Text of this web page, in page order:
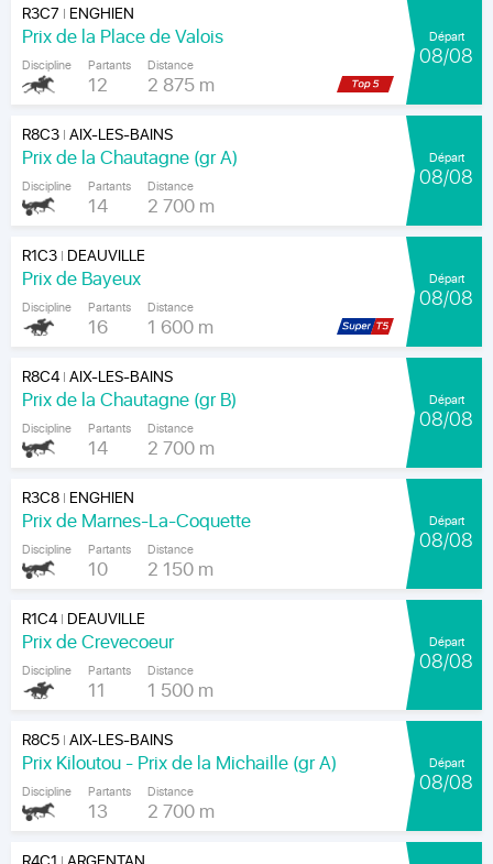
R3C7 | ENGHIEN
Prix de la Place de Valois
Discipline Partants
12
Distance
2 875 m
Départ
08/08
R8C3|AIX-LES-BAINS
Prix de la Chautagne (gr A)
Discipline Partants
14
Distance
2 700 m
Départ
08/08
R1C3| DEAUVILLE
Prix de Bayeux
Discipline Partants
16
Distance
1 600 m
Départ
08/08
R8C4|AIX-LES-BAINS
Prix de la Chautagne (gr B)
Discipline Partants
14
Distance
2 700 m
Départ
08/08
R3C8| ENGHIEN
Prix de Marnes-La-Coquette
Discipline Partants
10
Distance
2 150 m
Départ
08/08
R1C4| DEAUVILLE
Prix de Crevecoeur
Discipline Partants
11
Distance
1 500 m
Départ
08/08
R8C5|AIX-LES-BAINS
Prix Kiloutou - Prix de la Michaille (gr A)
Discipline Partants
13
Distance
2 700 m
Départ
08/08